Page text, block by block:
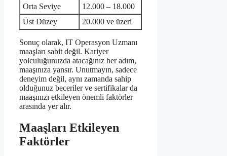
Orta Seviye
12.000 – 18.000
Üst Düzey
20.000 ve üzeri
Sonuç olarak, IT Operasyon Uzmanı
maaşları sabit değil. Kariyer
yolculuğunuzda atacağınız her adım,
maaşınıza yansır. Unutmayın, sadece
deneyim değil, aynı zamanda sahip
olduğunuz beceriler ve sertifikalar da
maaşınızı etkileyen önemli faktörler
arasında yer alır.
Maaşları Etkileyen
Faktörler